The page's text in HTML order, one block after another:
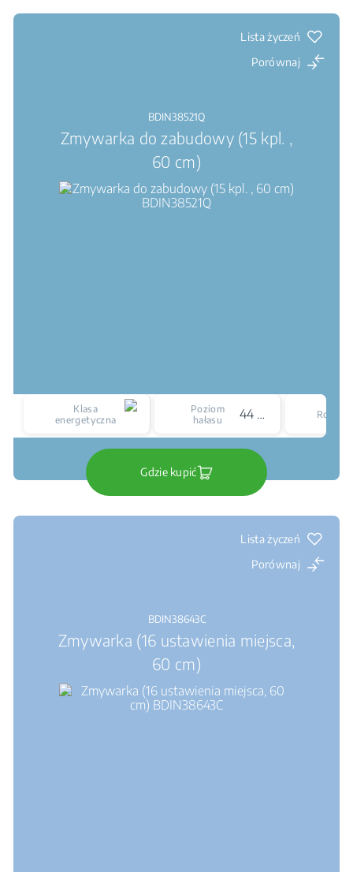
Lista życzeń
Porównaj
BDIN38521Q
Zmywarka do zabudowy (15 kpl. ,
60 cm)
Klasa
energetyczna
Poziom
hałasu
44 dBA
Gdzie kupić
Lista życzeń
Porównaj
BDIN38643C
Zmywarka (16 ustawienia miejsca,
60 cm)